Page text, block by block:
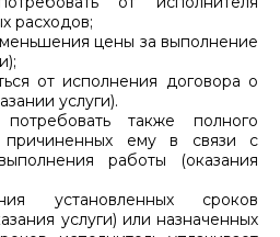
расходов;
цены за выполнение
от исполнения договора о
услуги).
также полного
причиненных ему в связи с
работы (оказания
установленных сроков
услуги) или назначенных